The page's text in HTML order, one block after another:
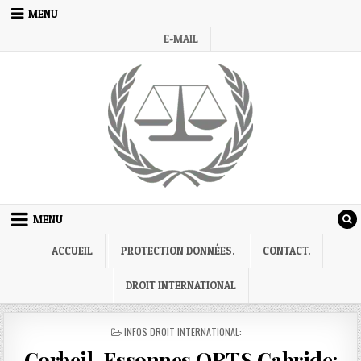
Skip
MENU
E-MAIL
MENU
ACCUEIL PROTECTION DONNÉES. CONTACT.
DROIT INTERNATIONAL
POSTED
INFOS DROIT INTERNATIONAL: